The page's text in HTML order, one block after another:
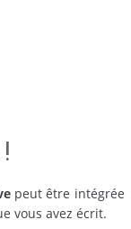
peut être intégrée
vous avez écrit.